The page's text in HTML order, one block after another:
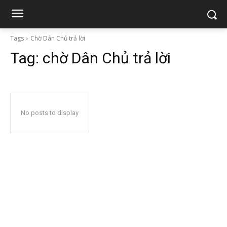
Tags Chờ Dân Chủ trả lời
Tag: chờ Dân Chủ trả lời
No posts to display